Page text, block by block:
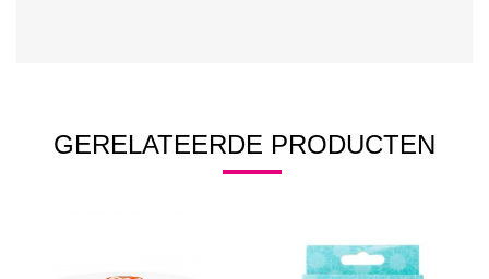
GERELATEERDE PRODUCTEN